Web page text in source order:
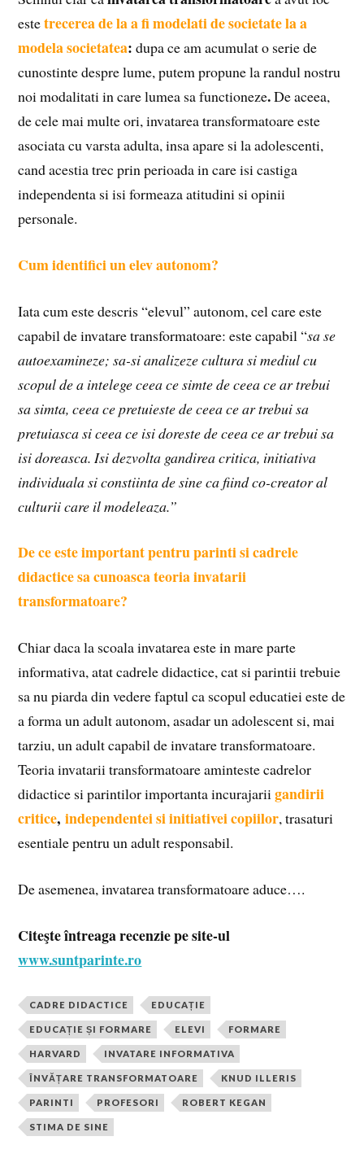
estetrecerea de la a fi modelati de societate la a
modela societatea:dupa ce am acumulat o serie de
cunostinte despre lume, putem propune la randul nostru
noi modalitati in care lumea sa functioneze.De aceea,
de cele mai multe ori, invatarea transformatoare este
asociata cu varsta adulta, insa apare si la adolescenti,
cand acestia trec prin perioada in care isi castiga
independenta si isi formeaza atitudini si opinii
personale.
Cum identifici un elev autonom?
Iata cum este descris “elevul” autonom, cel care este
capabil de invatare transformatoare: este capabil “sa se
autoexamineze; sa-si analizeze cultura si mediul cu
scopul de a intelege ceea ce simte de ceea ce ar trebui
sa simta, ceea ce pretuieste de ceea ce ar trebui sa
pretuiasca si ceea ce isi doreste de ceea ce ar trebui sa
isi doreasca. Isi dezvolta gandirea critica, initiativa
individuala si constiinta de sine ca fiind co-creator al
culturii care il modeleaza.”
De ce este important pentru parinti si cadrele
didactice sa cunoasca teoria invatarii
transformatoare?
Chiar daca la scoala invatarea este in mare parte
informativa, atat cadrele didactice, cat si parintii trebuie
sa nu piarda din vedere faptul ca scopul educatiei este de
a forma un adult autonom, asadar un adolescent si, mai
tarziu, un adult capabil de invatare transformatoare.
Teoria invatarii transformatoare aminteste cadrelor
didactice si parintilor importanta incurajariigandirii
critice,independentei si initiativei copiilor, trasaturi
esentiale pentru un adult responsabil.
De asemenea, invatarea transformatoare aduce….
Citeşte întreaga recenzie pe site-ul
www.suntparinte.ro
CADRE DIDACTICE EDUCAȚIE
EDUCAȚIE ȘI FORMARE ELEVI FORMARE
HARVARD INVATARE INFORMATIVA
ÎNVĂȚARE TRANSFORMATOARE KNUD ILLERIS
PARINTI PROFESORI ROBERT KEGAN
STIMA DE SINE